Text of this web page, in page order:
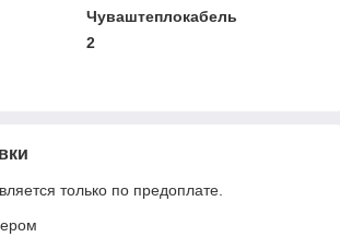
Чуваштеплокабель
2
только по предоплате.